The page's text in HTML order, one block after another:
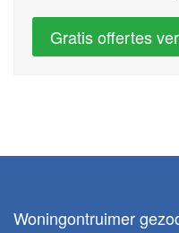
Gratis offertes
Woningontruimer